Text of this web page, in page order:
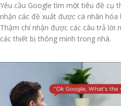
Yêu cầu Google tìm một tiêu đề cụ
nhận các đề xuất được cá nhân hóa
Thậm chí nhận được các câu trả lời
các thiết bị thông minh trong nhà.